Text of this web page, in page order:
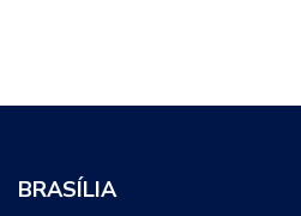
BRASÍLIA